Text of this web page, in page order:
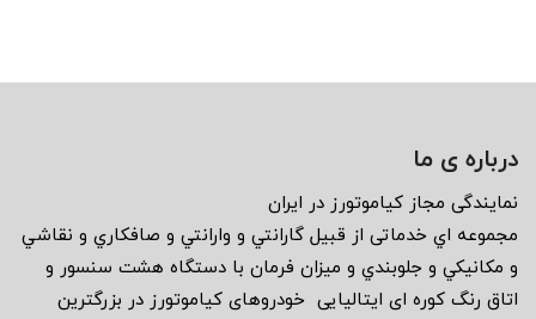
درباره ی ما
نمايندگى مجاز كياموتورز در ايران
مجموعه اي خدماتى از قبيل گارانتي و وارانتي و صافكاري و نقاشي
و مكانيكي و جلوبندي و ميزان فرمان با دستگاه هشت سنسور و
اتاق رنگ كوره اى ايتاليايى خودروهاى كياموتورز در بزرگترين